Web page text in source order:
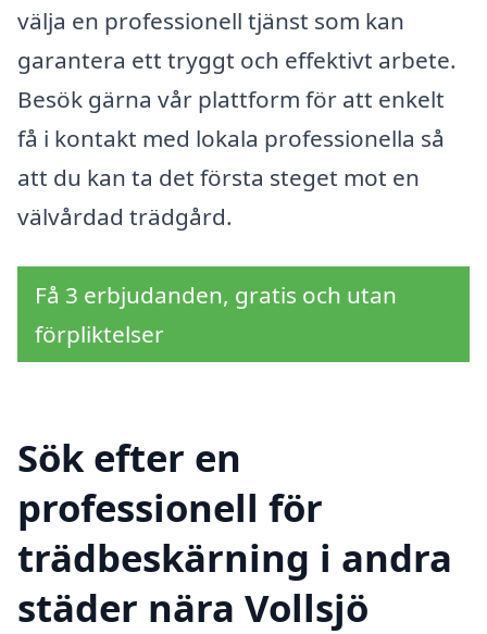
välja en professionell tjänst som kan
garantera ett tryggt och effektivt arbete.
Besök gärna vår plattform för att enkelt
få i kontakt med lokala professionella så
att du kan ta det första steget mot en
välvårdad trädgård.
Få 3 erbjudanden, gratis och utan
förpliktelser
Sök efter en
professionell för
trädbeskärning i andra
städer nära Vollsjö